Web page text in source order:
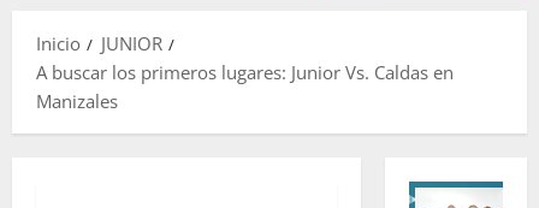
Inicio
JUNIOR
A buscar los primeros lugares: Junior Vs. Caldas en
Manizales